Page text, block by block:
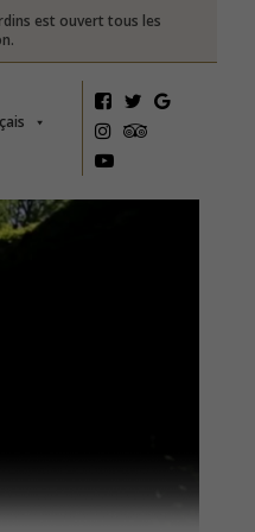
est ouvert tous les